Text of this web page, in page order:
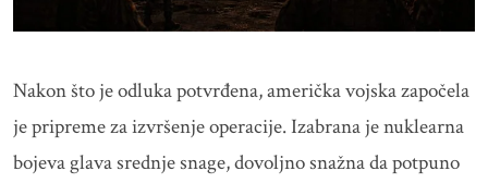
Nakon što je odluka potvrđena, američka vojska započela
je pripreme za izvršenje operacije. Izabrana je nuklearna
bojeva glava srednje snage, dovoljno snažna da potpuno